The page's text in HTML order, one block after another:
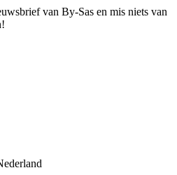
van By-Sas en mis niets van